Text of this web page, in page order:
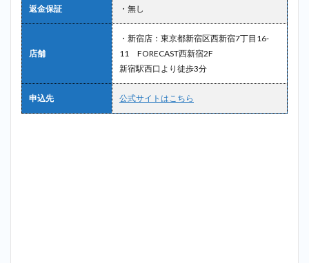
ステッ
プゴル
フ＿東
新宿
宿で迷っ
返金保証 ・無し
店舗
・新宿店：東京都新宿区西新宿7丁目16‐
11 FORECAST西新宿2F
新宿駅西口より徒歩3分
申込先 公式サイトはこちら